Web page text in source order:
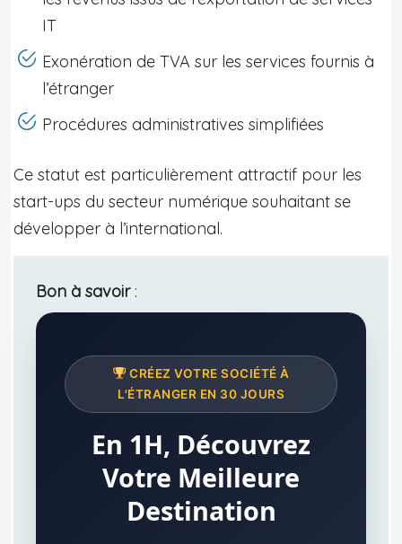
IT
Exonération de TVA sur les services fournis à
l’étranger
Procédures administratives simplifiées
Ce statut est particulièrement attractif pour les
start-ups du secteur numérique souhaitant se
développer à l’international.
Bon à savoir:
CRÉEZ VOTRE SOCIÉTÉ À
L'ÉTRANGER EN 30 JOURS
En 1H, Découvrez
Votre Meilleure
Destination